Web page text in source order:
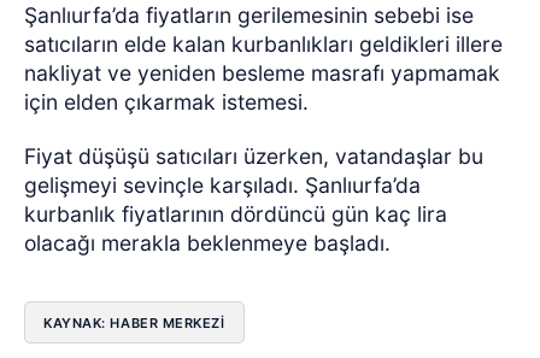
Şanlıurfa’da fiyatların gerilemesinin sebebi ise
satıcıların elde kalan kurbanlıkları geldikleri illere
nakliyat ve yeniden besleme masrafı yapmamak
için elden çıkarmak istemesi.
Fiyat düşüşü satıcıları üzerken, vatandaşlar bu
gelişmeyi sevinçle karşıladı. Şanlıurfa’da
kurbanlık fiyatlarının dördüncü gün kaç lira
olacağı merakla beklenmeye başladı.
KAYNAK: HABER MERKEZI